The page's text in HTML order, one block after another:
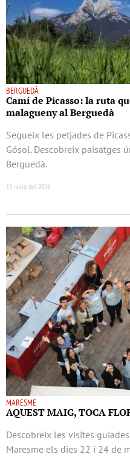
BERGUEDÀ
Camí de Picasso: la ruta
malagueny al Berguedà
Segueix les petjades de
Gósol. Descobreix paisatges
Berguedà.
18 maig del 2026
MARESME
AQUEST MAIG, TOCA
Descobreix les visites
Maresme els dies 22 i 24 de